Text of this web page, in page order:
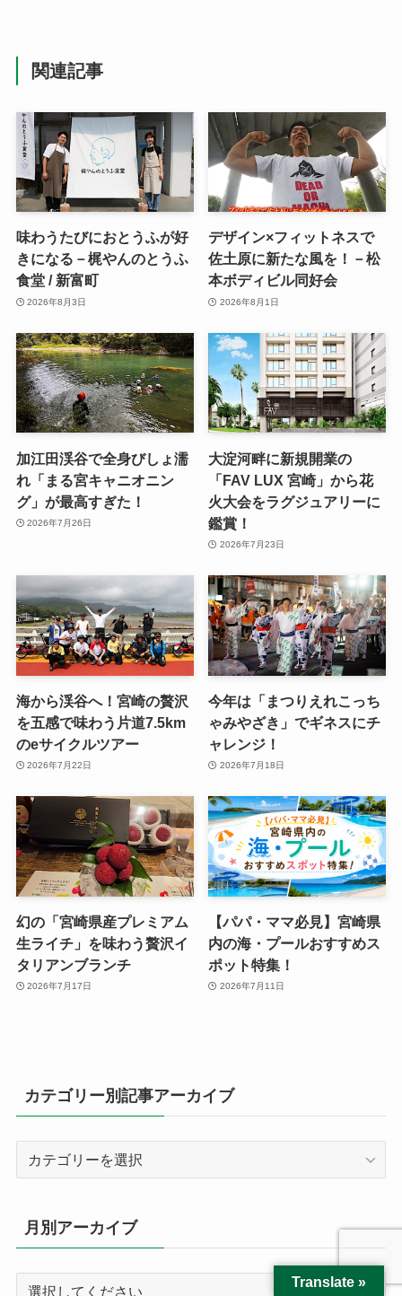
関連記事
味わうたびにおとうふが好
きになる－梶やんのとうふ
食堂 / 新富町
2026年8月3日
デザイン×フィットネスで
佐土原に新たな風を！－松
本ボディビル同好会
2026年8月1日
加江田渓谷で全身びしょ濡
れ「まる宮キャニオニン
グ」が最高すぎた！
2026年7月26日
大淀河畔に新規開業の
「FAV LUX 宮崎」から花
火大会をラグジュアリーに
鑑賞！
2026年7月23日
海から渓谷へ！宮崎の贅沢
を五感で味わう片道7.5km
のeサイクルツアー
2026年7月22日
今年は「まつりえれこっち
ゃみやざき」でギネスにチ
ャレンジ！
2026年7月18日
幻の「宮崎県産プレミアム
生ライチ」を味わう贅沢イ
タリアンブランチ
2026年7月17日
【パパ・ママ必見】宮崎県
内の海・プールおすすめス
ポット特集！
2026年7月11日
カテゴリー別記事アーカイブ
リ
ー
記
月別アーカイブ
Translate »